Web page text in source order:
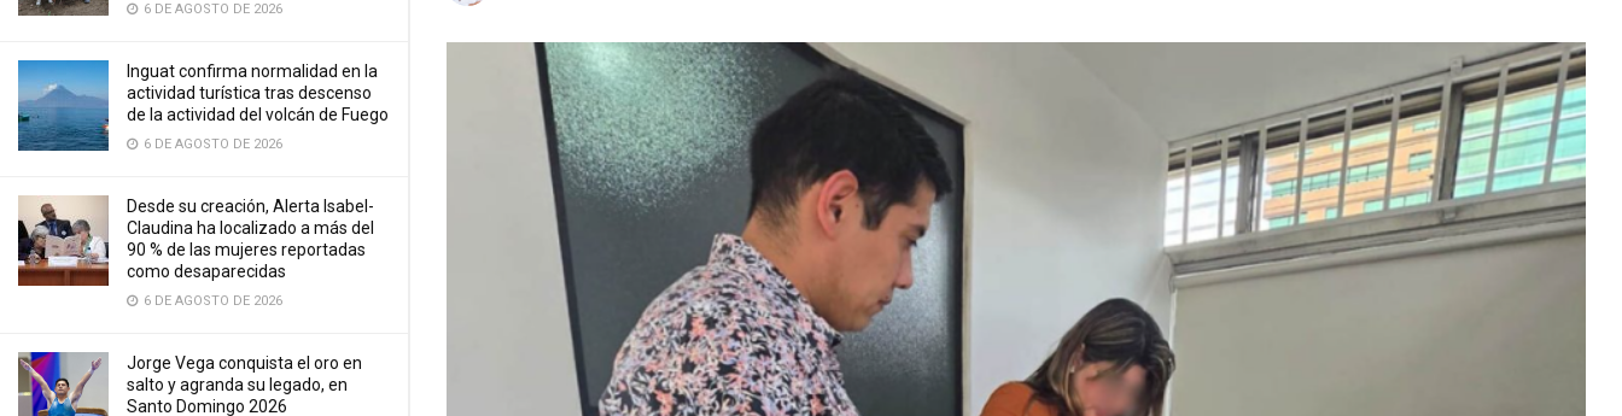
6 DE AGOSTO DE 2026
Inguat confirma normalidad en la
actividad turística tras descenso
de la actividad del volcán de Fuego
6 DE AGOSTO DE 2026
Desde su creación, Alerta Isabel-
Claudina ha localizado a más del
90 % de las mujeres reportadas
como desaparecidas
6 DE AGOSTO DE 2026
Jorge Vega conquista el oro en
salto y agranda su legado, en
Santo Domingo 2026